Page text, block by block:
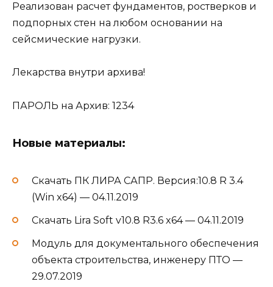
Реализован расчет фундаментов, ростверков и
подпорных стен на любом основании на
сейсмические нагрузки.
Лекарства внутри архива!
ПАРОЛЬ на Архив: 1234
Новые материалы:
Скачать ПК ЛИРА САПР. Версия:10.8 R 3.4
(Win x64) — 04.11.2019
Скачать Lira Soft v10.8 R3.6 x64 — 04.11.2019
Модуль для документального обеспечения
объекта строительства, инженеру ПТО —
29.07.2019